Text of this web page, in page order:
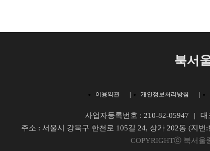
북서
이용약관 개인정보처리방침
사업자등록번호 : 210-82-05947 대
주소 : 서울시 강북구 한천로 105길 24, 상가 202동 (지번
COPYRIGHTⓒ 북서울